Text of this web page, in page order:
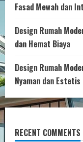
Fasad Mewah dan
Design Rumah
dan Hemat Biaya
Design Rumah
Nyaman dan Estetis
RECENT COMMENTS